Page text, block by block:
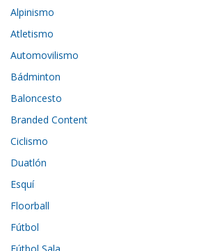
Alpinismo
Atletismo
Automovilismo
Bádminton
Baloncesto
Branded Content
Ciclismo
Duatlón
Esquí
Floorball
Fútbol